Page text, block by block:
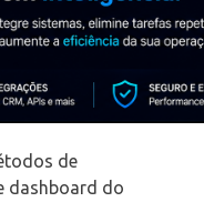
de
dashboard do